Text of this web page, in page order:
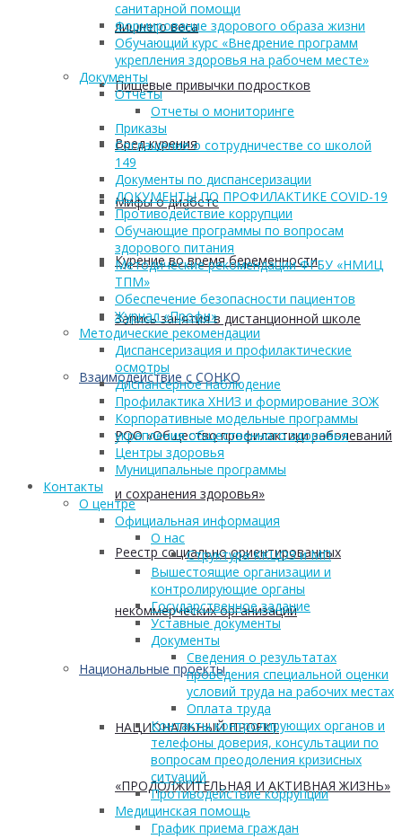
лишнего веса
Пищевые привычки подростков
Вред курения
Мифы о диабете
Курение во время беременности
Запись занятия в дистанционной школе
Взаимодействие с СОНКО
РОО «Общество профилактики заболеваний
и сохранения здоровья»
Реестр социально ориентированных
некоммерческих организаций
Национальные проекты
НАЦИОНАЛЬНЫЙ ПРОЕКТ
«ПРОДОЛЖИТЕЛЬНАЯ И АКТИВНАЯ ЖИЗНЬ»
санитарной помощи
Формирование здорового образа жизни
Обучающий курс «Внедрение программ
укрепления здоровья на рабочем месте»
Документы
Отчеты
Отчеты о мониторинге
Приказы
Соглашение о сотрудничестве со школой
149
Документы по диспансеризации
ДОКУМЕНТЫ ПО ПРОФИЛАКТИКЕ COVID-19
Противодействие коррупции
Обучающие программы по вопросам
здорового питания
Методические рекомендации ФГБУ «НМИЦ
ТПМ»
Обеспечение безопасности пациентов
Журнал «Профи»
Методические рекомендации
Диспансеризация и профилактические
осмотры
Диспансерное наблюдение
Профилактика ХНИЗ и формирование ЗОЖ
Корпоративные модельные программы
укрепления общественного здоровья
Центры здоровья
Муниципальные программы
Контакты
О центре
Официальная информация
О нас
Структура ККЦОЗ и МП
Вышестоящие организации и
контролирующие органы
Государственное задание
Уставные документы
Документы
Сведения о результатах
проведения специальной оценки
условий труда на рабочих местах
Оплата труда
Контакты контролирующих органов и
телефоны доверия, консультации по
вопросам преодоления кризисных
ситуаций
Противодействие коррупции
Медицинская помощь
График приема граждан